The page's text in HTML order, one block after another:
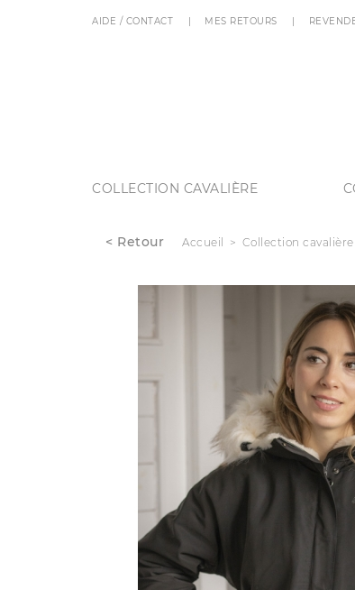
AIDE / CONTACT MES RETOURS
COLLECTION CAVALIÈRE
< Retour Accueil Collection cavalière